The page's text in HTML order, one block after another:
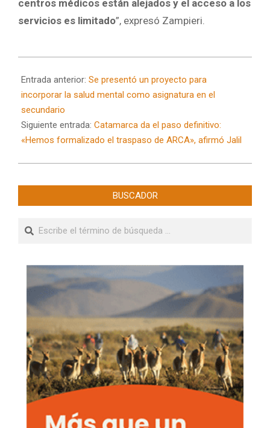
centros médicos están alejados y el acceso a los
servicios es limitado”, expresó Zampieri.
11-
07
Entrada anterior: Se presentó un proyecto para
incorporar la salud mental como asignatura en el
secundario
Siguiente entrada: Catamarca da el paso definitivo:
«Hemos formalizado el traspaso de ARCA», afirmó Jalil
BUSCADOR
Buscar